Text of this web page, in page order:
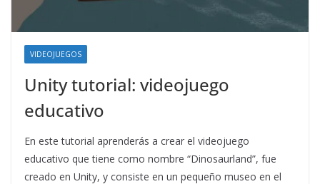
VIDEOJUEGOS
Unity tutorial: videojuego
educativo
En este tutorial aprenderás a crear el videojuego
educativo que tiene como nombre “Dinosaurland”, fue
creado en Unity, y consiste en un pequeño museo en el